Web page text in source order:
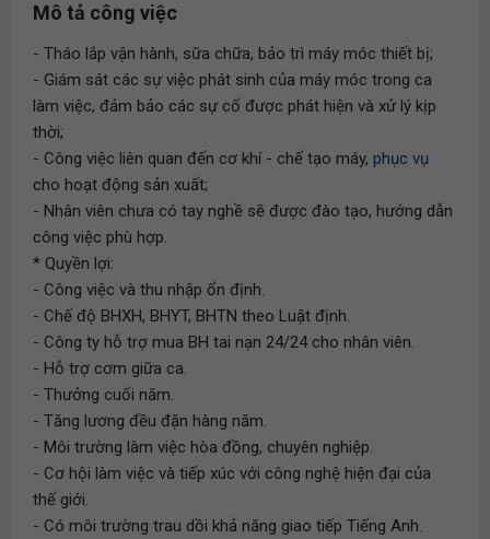
Mô tả công việc
- Tháo lắp vận hành, sữa chữa, bảo trì máy móc thiết bị;
- Giám sát các sự việc phát sinh của máy móc trong ca
làm việc, đảm bảo các sự cố được phát hiện và xử lý kịp
thời;
- Công việc liên quan đến cơ khí - chế tạo máy, phục vụ
cho hoạt động sản xuất;
- Nhân viên chưa có tay nghề sẽ được đào tạo, hướng dẫn
công việc phù hợp.
* Quyền lợi:
- Công việc và thu nhập ổn định.
- Chế độ BHXH, BHYT, BHTN theo Luật định.
- Công ty hỗ trợ mua BH tai nạn 24/24 cho nhân viên.
- Hỗ trợ cơm giữa ca.
- Thưởng cuối năm.
- Tăng lương đều đặn hàng năm.
- Môi trường làm việc hòa đồng, chuyên nghiệp.
- Cơ hội làm việc và tiếp xúc với công nghệ hiện đại của
thế giới.
- Có môi trường trau dồi khả năng giao tiếp Tiếng Anh.